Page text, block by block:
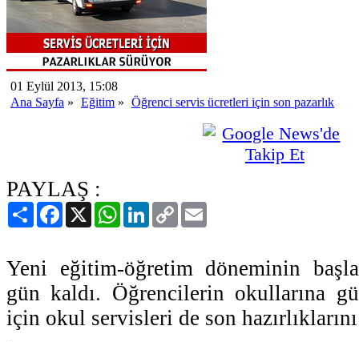
01 Eylül 2013, 15:08
Ana Sayfa » Eğitim » Öğrenci servis ücretleri için son pazarlık
PAYLAŞ :
PaylaşFacebook
X WhatsAppLinkedIn
Copy
Link
Yeni eğitim-öğretim döneminin
gün kaldı. Öğrencilerin okullarına
için okul servisleri de son